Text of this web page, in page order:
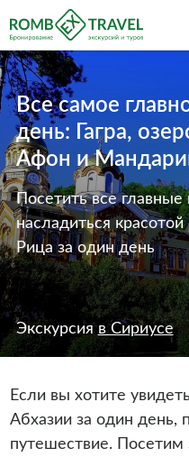
Все самое
день: Гагра,
Афон и
Посетить все главные
насладиться
Рица за один день
Экскурсияв Сириусе
Если вы хотите
Абхазии за один день,
путешествие. Посетим